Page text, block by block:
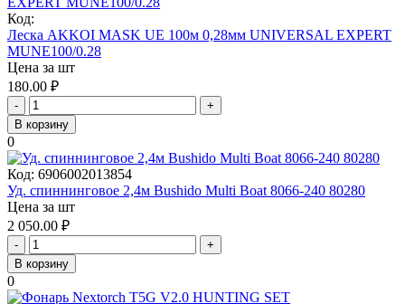
Код:
Леска AKKOI MASK UE 100м 0,28мм UNIVERSAL EXPERT
MUNE100/0.28
Цена за шт
180.00 ₽
-
+
В корзину
0
Код: 6906002013854
Уд. спиннинговое 2,4м Bushido Multi Boat 8066-240 80280
Цена за шт
2 050.00 ₽
-
+
В корзину
0